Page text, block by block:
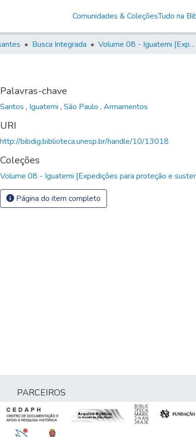
Comunidades & ColeçõesTudo na
Busca Integrada Volume 08 - Iguatemi [Expedições para proteção e sustento]
Palavras-chave
Santos , Iguatemi , São Paulo , Armamentos
URI
http://bibdig.biblioteca.unesp.br/handle/10/13018
Coleções
Volume 08 - Iguatemi [Expedições para proteção e
Página do item completo
PARCEIROS